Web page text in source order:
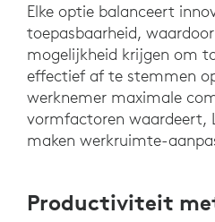
Elke optie balanceert
toepasbaarheid,
mogelijkheid krijgen om
effectief af te stemmen
werknemer maximale
vormfactoren waardeert,
maken werkruimte-
Productiviteit